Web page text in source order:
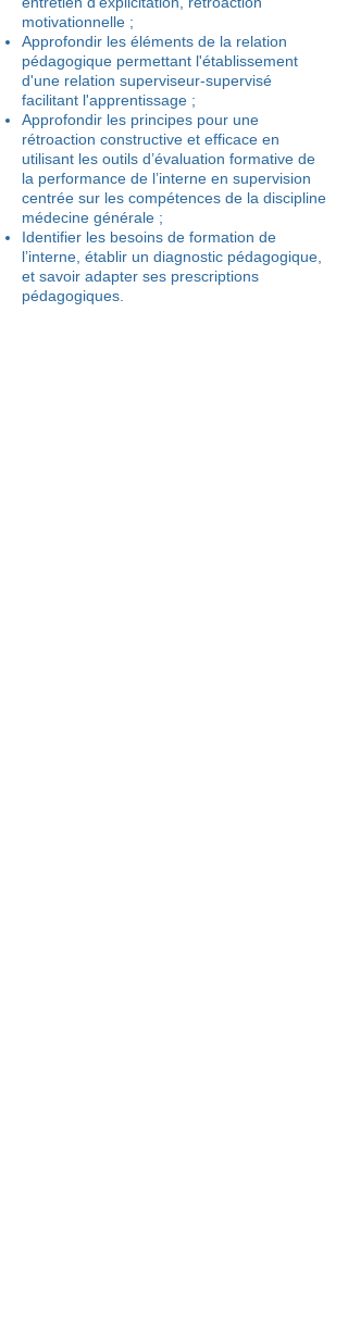
motivationnelle ;
Approfondir les éléments de la relation
pédagogique permettant l'établissement
d'une relation superviseur-supervisé
facilitant l'apprentissage ;
Approfondir les principes pour une
rétroaction constructive et efficace en
utilisant les outils d’évaluation formative de
la performance de l’interne en supervision
centrée sur les compétences de la discipline
médecine générale ;
Identifier les besoins de formation de
l’interne, établir un diagnostic pédagogique,
et savoir adapter ses prescriptions
pédagogiques.